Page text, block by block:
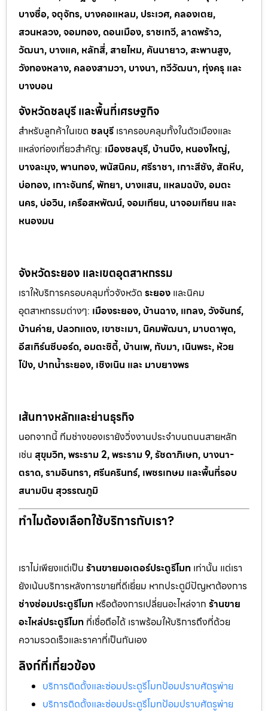
บางซื่อ, จตุจักร, บางคอแหลม, ประเวศ, คลองเตย,
สวนหลวง, จอมทอง, ดอนเมือง, ราชเทวี, ลาดพร้าว,
วัฒนา, บางแค, หลักสี่, สายไหม, คันนายาว, สะพานสูง,
วังทองหลาง, คลองสามวา, บางนา, ทวีวัฒนา, ทุ่งครุ และ
บางบอน
จังหวัดชลบุรี และพื้นที่เศรษฐกิจ
สำหรับลูกค้าในเขต ชลบุรี เราครอบคลุมทั้งในตัวเมืองและ
แหล่งท่องเที่ยวสำคัญ: เมืองชลบุรี, บ้านบึง, หนองใหญ่,
บางละมุง, พานทอง, พนัสนิคม, ศรีราชา, เกาะสีชัง, สัตหีบ,
บ่อทอง, เกาะจันทร์, พัทยา, บางแสน, แหลมฉบัง, อมตะ
นคร, บ่อวิน, เครือสหพัฒน์, จอมเทียน, นาจอมเทียน และ
หนองมน
จังหวัดระยอง และเขตอุตสาหกรรม
เราให้บริการครอบคลุมทั่วจังหวัด ระยอง และนิคม
อุตสาหกรรมต่างๆ: เมืองระยอง, บ้านฉาง, แกลง, วังจันทร์,
บ้านค่าย, ปลวกแดง, เขาชะเมา, นิคมพัฒนา, มาบตาพุด,
อีสเทิร์นซีบอร์ด, อมตะซิตี้, บ้านเพ, ทับมา, เนินพระ, ห้วย
โป่ง, ปากน้ำระยอง, เชิงเนิน และ มาบยางพร
เส้นทางหลักและย่านธุรกิจ
นอกจากนี้ ทีมช่างของเรายังวิ่งงานประจำบนถนนสายหลัก
เช่น สุขุมวิท, พระราม 2, พระราม 9, รัชดาภิเษก, บางนา-
ตราด, รามอินทรา, ศรีนครินทร์, เพชรเกษม และพื้นที่รอบ
สนามบิน สุวรรณภูมิ
ทำไมต้องเลือกใช้บริการกับเรา?
เราไม่เพียงแต่เป็น ร้านขายมอเตอร์ประตูรีโมท เท่านั้น แต่เรา
ยังเน้นบริการหลังการขายที่ดีเยี่ยม หากประตูมีปัญหาต้องการ
ช่างซ่อมประตูรีโมท หรือต้องการเปลี่ยนอะไหล่จาก ร้านขาย
อะไหล่ประตูรีโมท ที่เชื่อถือได้ เราพร้อมให้บริการถึงที่ด้วย
ความรวดเร็วและราคาที่เป็นกันเอง
ลิงก์ที่เกี่ยวข้อง
บริการติดตั้งและซ่อมประตูรีโมทป้อมปราบศัตรูพ่าย
บริการติดตั้งและซ่อมประตูรีโมทป้อมปราบศัตรูพ่าย